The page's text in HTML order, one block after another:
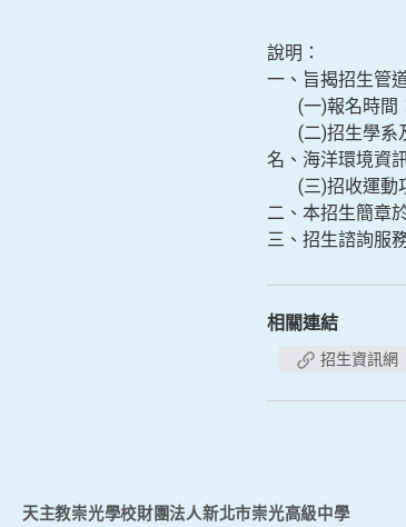
說明：
一、旨揭招生管
(一)報名時間：
(二)招生學系及
名、海洋環境資
(三)招收運動項
二、本招生簡章
三、招生諮詢服
相關連結
招生資訊網
天主教崇光學校財團法人新北市崇光高級中學